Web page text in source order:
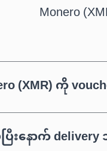
Monero
(XMR) ကို
ပြီးနောက်